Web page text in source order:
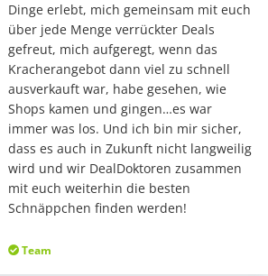
Dinge erlebt, mich gemeinsam mit euch
über jede Menge verrückter Deals
gefreut, mich aufgeregt, wenn das
Kracherangebot dann viel zu schnell
ausverkauft war, habe gesehen, wie
Shops kamen und gingen…es war
immer was los. Und ich bin mir sicher,
dass es auch in Zukunft nicht langweilig
wird und wir DealDoktoren zusammen
mit euch weiterhin die besten
Schnäppchen finden werden!
Team